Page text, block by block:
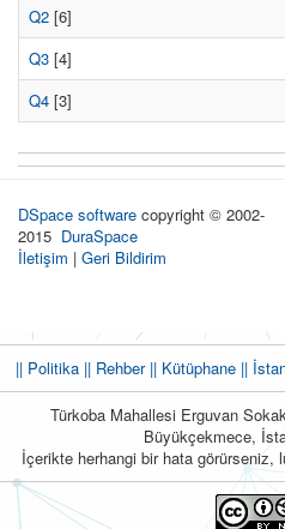
Q2 [6]
Q3 [4]
Q4 [3]
DSpace software copyright © 2002-
2015 DuraSpace
İletişim | Geri Bildirim
|| Politika|| Rehber|| Kütüphane||
Türkoba Mahallesi Erguvan
Büyükçekmece,
İçerikte herhangi bir hata görürseniz,